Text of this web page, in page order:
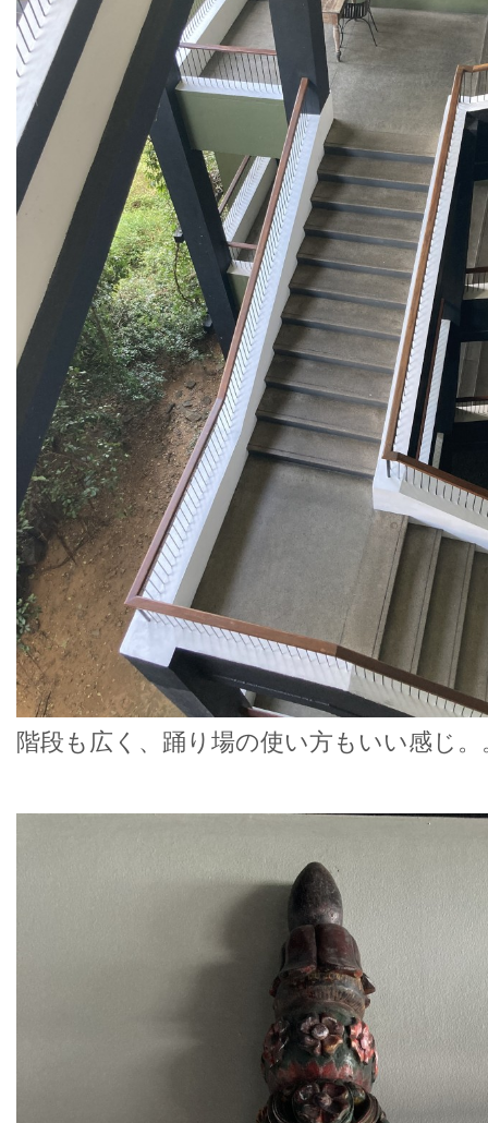
階段も広く、踊り場の使い方もいい感じ。